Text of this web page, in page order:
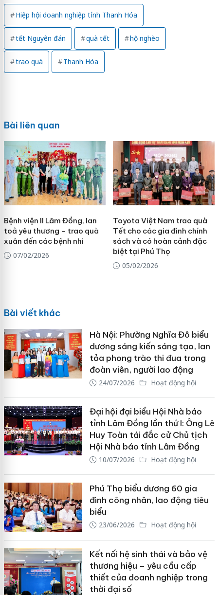
Hiệp hội doanh nghiệp tỉnh Thanh Hóa
tết Nguyên đán quà tết hộ nghèo
trao quà Thanh Hóa
Bài liên quan
Bệnh viện II Lâm Đồng, lan
toả yêu thương – trao quà
xuân đến các bệnh nhi
07/02/2026
Toyota Việt Nam trao quà
Tết cho các gia đình chính
sách và có hoàn cảnh đặc
biệt tại Phú Thọ
05/02/2026
Bài viết khác
Hà Nội: Phường Nghĩa Đô biểu
dương sáng kiến sáng tạo, lan
tỏa phong trào thi đua trong
đoàn viên, người lao động
24/07/2026 Hoạt động hội
Đại hội đại biểu Hội Nhà báo
tỉnh Lâm Đồng lần thứ I: Ông Lê
Huy Toàn tái đắc cử Chủ tịch
Hội Nhà báo tỉnh Lâm Đồng
10/07/2026 Hoạt động hội
Phú Thọ biểu dương 60 gia
đình công nhân, lao động tiêu
biểu
23/06/2026 Hoạt động hội
Kết nối hệ sinh thái và bảo vệ
thương hiệu – yêu cầu cấp
thiết của doanh nghiệp trong
thời đại số